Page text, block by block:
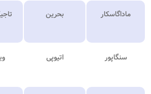
ماداگاسکار بحرین
سنگاپور اتیوپی